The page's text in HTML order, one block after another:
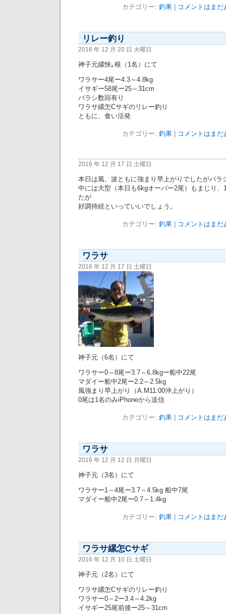
カテゴリー: 釣果| コメントはまだ
リレー釣り
2016 年 12 月 20 日 火曜日
神子元縲怏｡根（1名）にて
ワラサー4尾ー4.3～4.8kg
イサギー58尾ー25～31cm
バラシ数回有り
ワラサ縲怎Cサギのリレー釣り
ともに、食い活発
カテゴリー: 釣果| コメントはまだ
2016 年 12 月 17 日 土曜日
本日は風、波ともに強まり早上がりでしたがバラ
中には大型（本日も6kgオーバー2尾）もまじり
たが
好調持続といっていいでしょう。
カテゴリー: 釣果| コメントはまだ
ワラサ
2016 年 12 月 17 日 土曜日
神子元（6名）にて
ワラサー0～8尾ー3.7～6.8kgー船中22尾
マダイー船中2尾ー2.2～2.5kg
風強まり早上がり（A.M11:00沖上がり）
0尾は1名のみiPhoneから送信
カテゴリー: 釣果| コメントはまだ
ワラサ
2016 年 12 月 12 日 月曜日
神子元（3名）にて
ワラサー1～4尾ー3.7～4.5kg 船中7尾
マダイー船中2尾ー0.7～1.4kg
カテゴリー: 釣果| コメントはまだ
ワラサ縲怎Cサギ
2016 年 12 月 10 日 土曜日
神子元（2名）にて
ワラサ縲怎Cサギのリレー釣り
ワラサー0～2ー3.4～4.2kg
イサギー25尾前後ー25～31cm